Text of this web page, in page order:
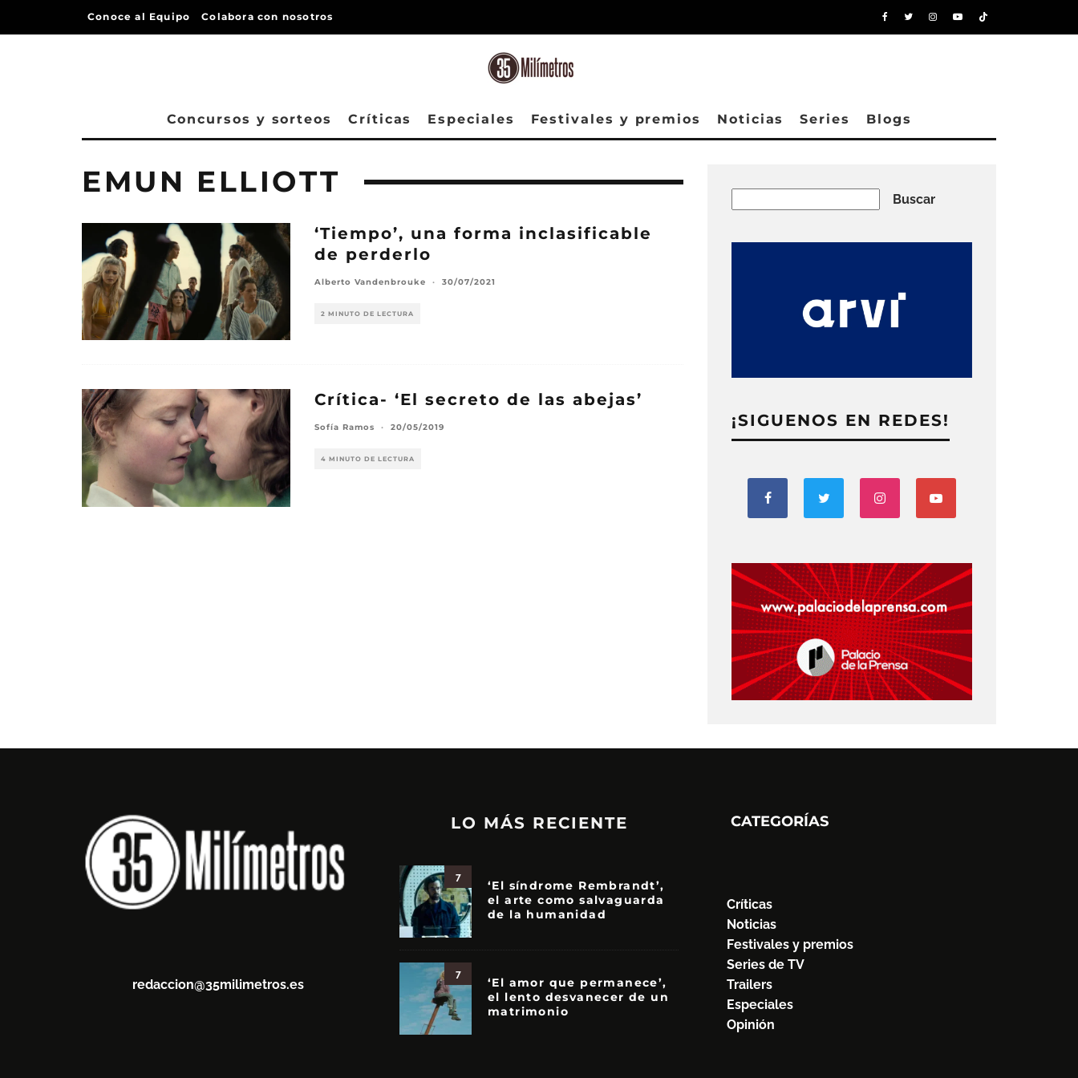
Conoce al Equipo Colabora con nosotros
Concursos y sorteos Críticas Especiales Festivales y premios Noticias Series Blogs
EMUN ELLIOTT
‘Tiempo’, una forma inclasificable
de perderlo
Alberto Vandenbrouke · 30/07/2021
2 MINUTO DE LECTURA
Crítica- ‘El secreto de las abejas’
Sofía Ramos · 20/05/2019
4 MINUTO DE LECTURA
Buscar
¡SIGUENOS EN REDES!
redaccion@35milimetros.es
LO MÁS RECIENTE
7
‘El síndrome Rembrandt’,
el arte como salvaguarda
de la humanidad
7
‘El amor que permanece’,
el lento desvanecer de un
matrimonio
CATEGORÍAS
Críticas
Noticias
Festivales y premios
Series de TV
Trailers
Especiales
Opinión